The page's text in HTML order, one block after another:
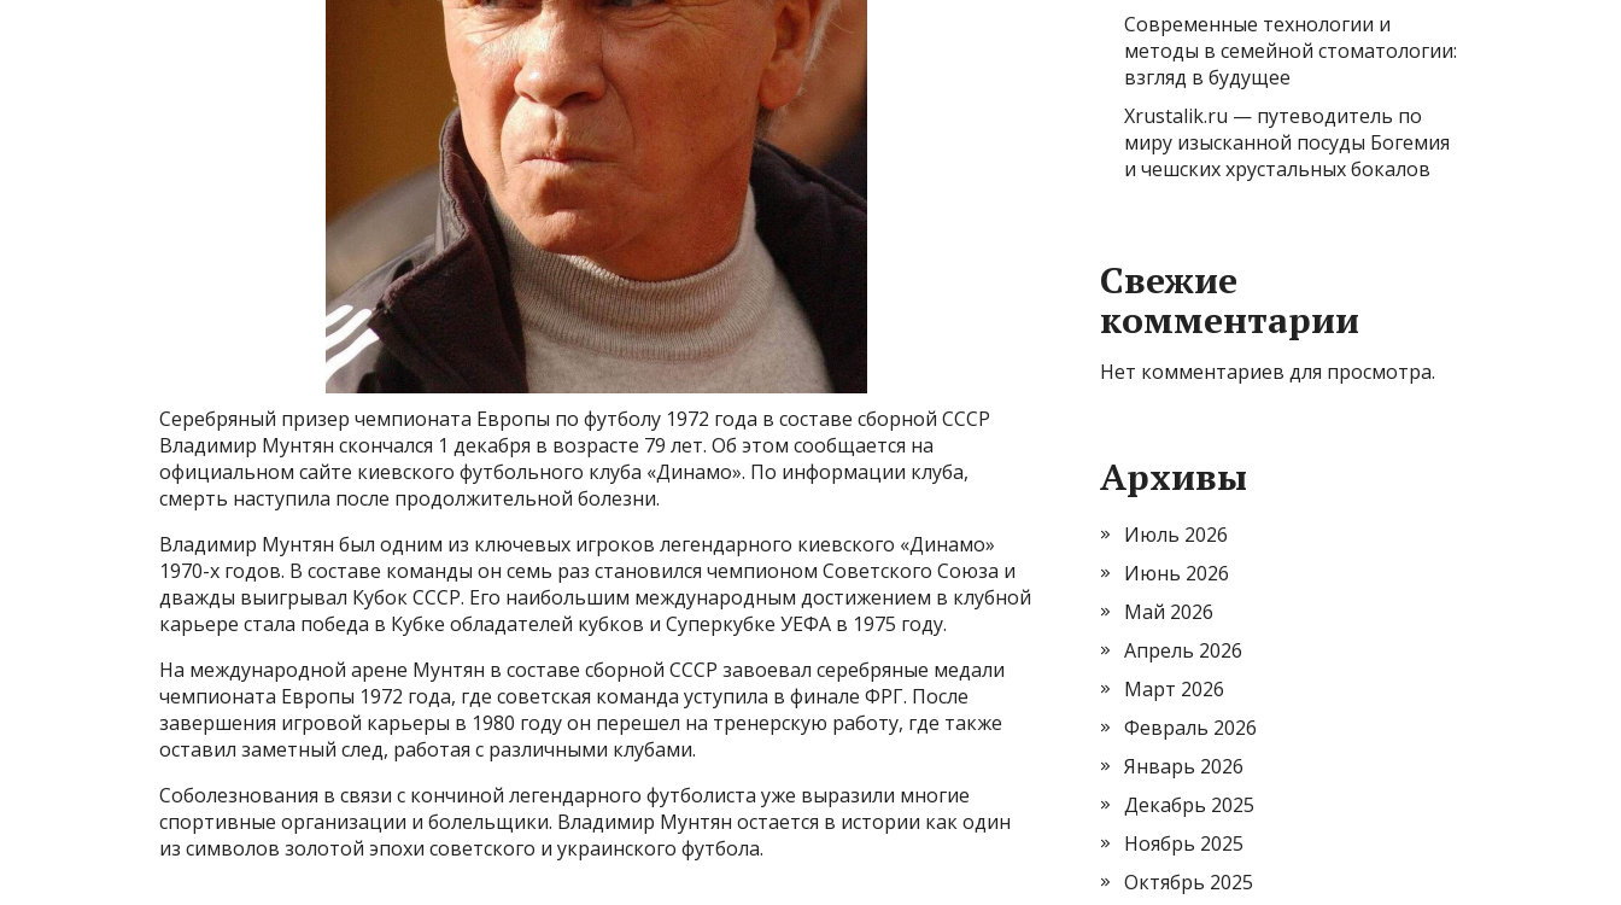
Серебряный призер чемпионата Европы по футболу 1972 года в составе сборной СССР
Владимир Мунтян скончался 1 декабря в возрасте 79 лет. Об этом сообщается на
официальном сайте киевского футбольного клуба «Динамо». По информации клуба,
смерть наступила после продолжительной болезни.
Владимир Мунтян был одним из ключевых игроков легендарного киевского «Динамо»
1970-х годов. В составе команды он семь раз становился чемпионом Советского Союза и
дважды выигрывал Кубок СССР. Его наибольшим международным достижением в клубной
карьере стала победа в Кубке обладателей кубков и Суперкубке УЕФА в 1975 году.
На международной арене Мунтян в составе сборной СССР завоевал серебряные медали
чемпионата Европы 1972 года, где советская команда уступила в финале ФРГ. После
завершения игровой карьеры в 1980 году он перешел на тренерскую работу, где также
оставил заметный след, работая с различными клубами.
Соболезнования в связи с кончиной легендарного футболиста уже выразили многие
спортивные организации и болельщики. Владимир Мунтян остается в истории как один
из символов золотой эпохи советского и украинского футбола.
Современные технологии и
методы в семейной стоматологии:
взгляд в будущее
Xrustalik.ru — путеводитель по
миру изысканной посуды Богемия
и чешских хрустальных бокалов
Свежие
комментарии
Нет комментариев для просмотра.
Архивы
Июль 2026
Июнь 2026
Май 2026
Апрель 2026
Март 2026
Февраль 2026
Январь 2026
Декабрь 2025
Ноябрь 2025
Октябрь 2025